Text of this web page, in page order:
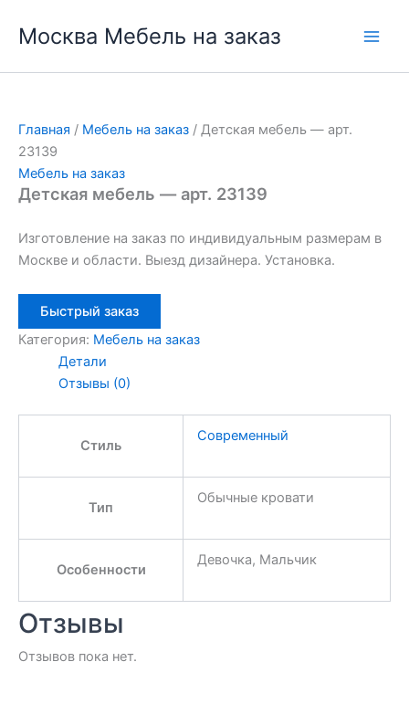
Москва Мебель на заказ
Главная / Мебель на заказ / Детская мебель — арт.
23139
Мебель на заказ
Детская мебель — арт. 23139
Изготовление на заказ по индивидуальным размерам в
Москве и области. Выезд дизайнера. Установка.
Быстрый заказ
Категория: Мебель на заказ
Детали
Отзывы (0)
Стиль
Современный
Тип
Обычные кровати
Особенности
Девочка, Мальчик
Отзывы
Отзывов пока нет.